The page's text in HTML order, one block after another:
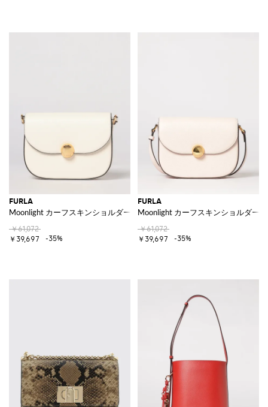
FURLA
Moonlight カーフスキンショルダーバッグ
￥61,072
￥39,697
-35%
FURLA
Moonlight カーフスキンショルダー
￥61,072
￥39,697
-35%